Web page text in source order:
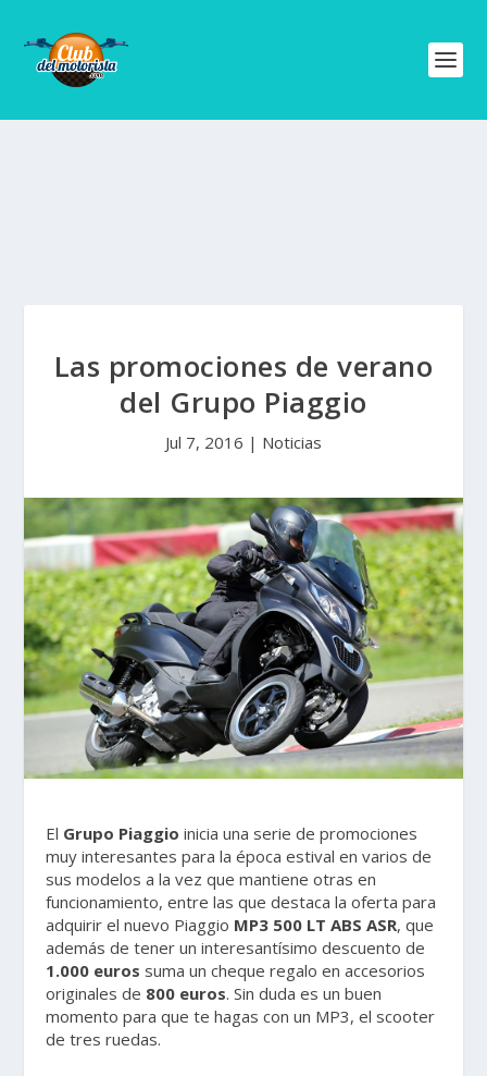
Las promociones de verano
del Grupo Piaggio
Jul 7, 2016 | Noticias
El Grupo Piaggio inicia una serie de promociones
muy interesantes para la época estival en varios de
sus modelos a la vez que mantiene otras en
funcionamiento, entre las que destaca la oferta para
adquirir el nuevo Piaggio MP3 500 LT ABS ASR, que
además de tener un interesantísimo descuento de
1.000 euros suma un cheque regalo en accesorios
originales de 800 euros. Sin duda es un buen
momento para que te hagas con un MP3, el scooter
de tres ruedas.